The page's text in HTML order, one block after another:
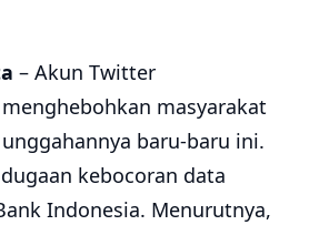
– Akun Twitter
masyarakat
baru-baru ini.
kebocoran data
Indonesia. Menurutnya,